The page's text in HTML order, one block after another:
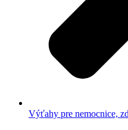
Výťahy pre nemocnice,